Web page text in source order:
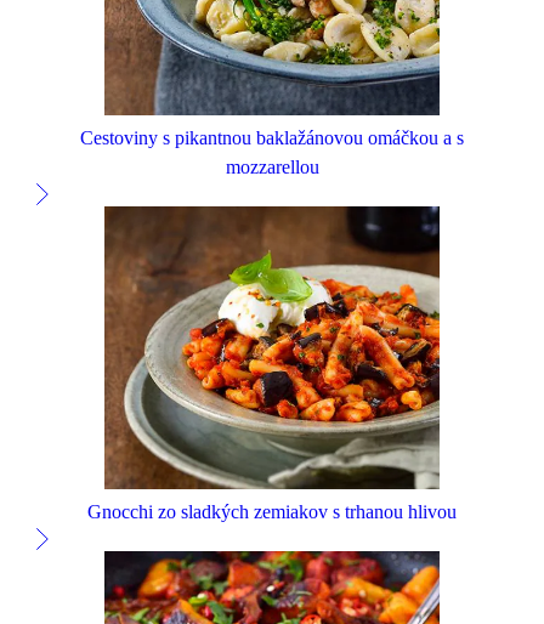
Cestoviny s pikantnou baklažánovou omáčkou a s
mozzarellou
Gnocchi zo sladkých zemiakov s trhanou hlivou